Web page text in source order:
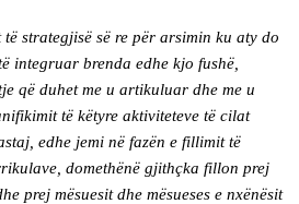
strategjisë së re për arsimin ku aty do
integruar brenda edhe kjo fushë,
që duhet me u artikuluar dhe me u
të këtyre aktiviteteve të cilat
edhe jemi në fazën e fillimit të
domethënë gjithçka fillon prej
prej mësuesit dhe mësueses e nxënësit